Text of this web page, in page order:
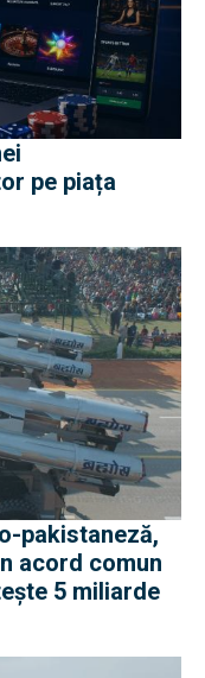
pe piața
pakistaneză,
acord comun
5 miliarde